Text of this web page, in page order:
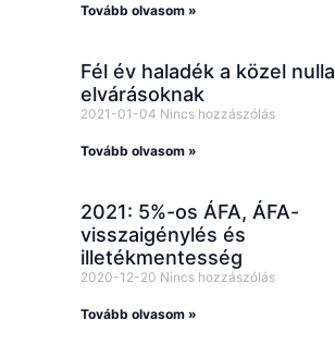
Tovább olvasom »
Fél év haladék a közel nulla
elvárásoknak
2021-01-04 Nincs hozzászólás
Tovább olvasom »
2021: 5%-os ÁFA, ÁFA-
visszaigénylés és
illetékmentesség
2020-12-20 Nincs hozzászólás
Tovább olvasom »